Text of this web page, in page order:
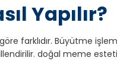
Yapılır?
farklıdır. Büyütme
doğal meme